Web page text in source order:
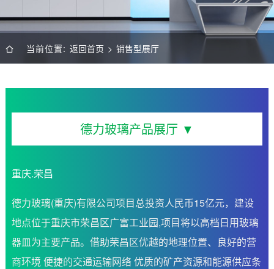
当前位置: 返回首页 > 销售型展厅
德力玻璃产品展厅 ▼
重庆.荣昌
德力玻璃(重庆)有限公司项目总投资人民币15亿元，建设
地点位于重庆市荣昌区广富工业园,项目将以高档日用玻璃
器皿为主要产品。借助荣昌区优越的地理位置、良好的营
商环境 便捷的交通运输网络 优质的矿产资源和能源供应条